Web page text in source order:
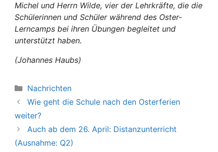
Michel und Herrn Wilde, vier der Lehrkräfte, die die
Schülerinnen und Schüler während des Oster-
Lerncamps bei ihren Übungen begleitet und
unterstützt haben.
(Johannes Haubs)
Kategorien
Nachrichten
Wie geht die Schule nach den Osterferien
weiter?
Auch ab dem 26. April: Distanzunterricht
(Ausnahme: Q2)